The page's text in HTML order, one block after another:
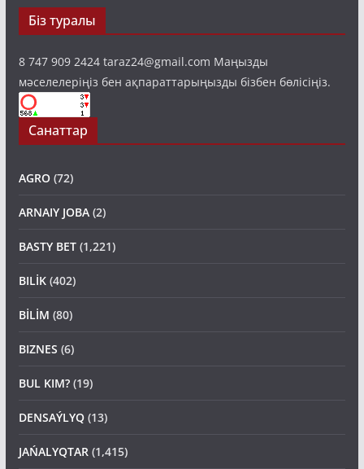
Біз туралы
8 747 909 2424 taraz24@gmail.com Маңызды
мәселелеріңіз бен ақпараттарыңызды бізбен бөлісіңіз.
Санаттар
AGRO (72)
ARNAIY JOBA(2)
BASTY BET (1,221)
BILİK(402)
BİLİM (80)
BIZNES (6)
BUL KIM? (19)
DENSAÝLYQ (13)
JAŃALYQTAR(1,415)